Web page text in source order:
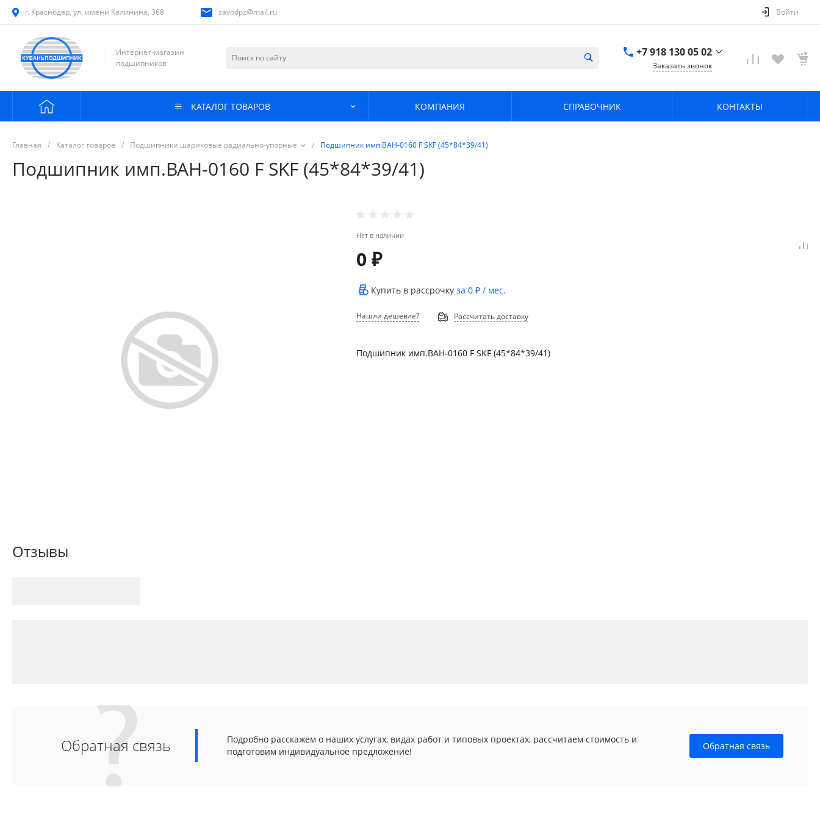
г. Краснодар, ул. имени Калинина, 368 zavodpz@mail.ru Войти
Интернет-магазин
подшипников
+7 918 130 05 02
Заказать звонок
КАТАЛОГ ТОВАРОВ КОМПАНИЯ СПРАВОЧНИК КОНТАКТЫ
Главная / Каталог товаров / Подшипники шариковые радиально-упорные / Подшипник имп.BAH-0160 F SKF (45*84*39/41)
Подшипник имп.BAH-0160 F SKF (45*84*39/41)
Нет в наличии
0 ₽
Купить в рассрочкуза0 ₽ / мес.
Нашли дешевле? Рассчитать доставку
Подшипник имп.BAH-0160 F SKF (45*84*39/41)
Отзывы
Обратная связь
Подробно расскажем о наших услугах, видах работ и типовых проектах, рассчитаем стоимость и
подготовим индивидуальное предложение!
Обратная связь